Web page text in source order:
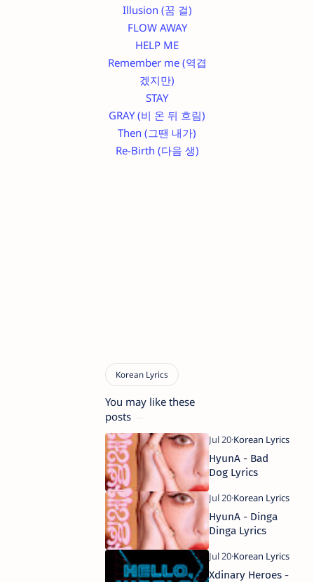
Illusion (꿈 걸)
FLOW AWAY
HELP ME
Remember me (역겹
겠지만)
STAY
GRAY (비 온 뒤 흐림)
Then (그땐 내가)
Re-Birth (다음 생)
You may like these
posts
HyunA - Bad
Dog Lyrics
HyunA - Dinga
Dinga Lyrics
Xdinary Heroes -